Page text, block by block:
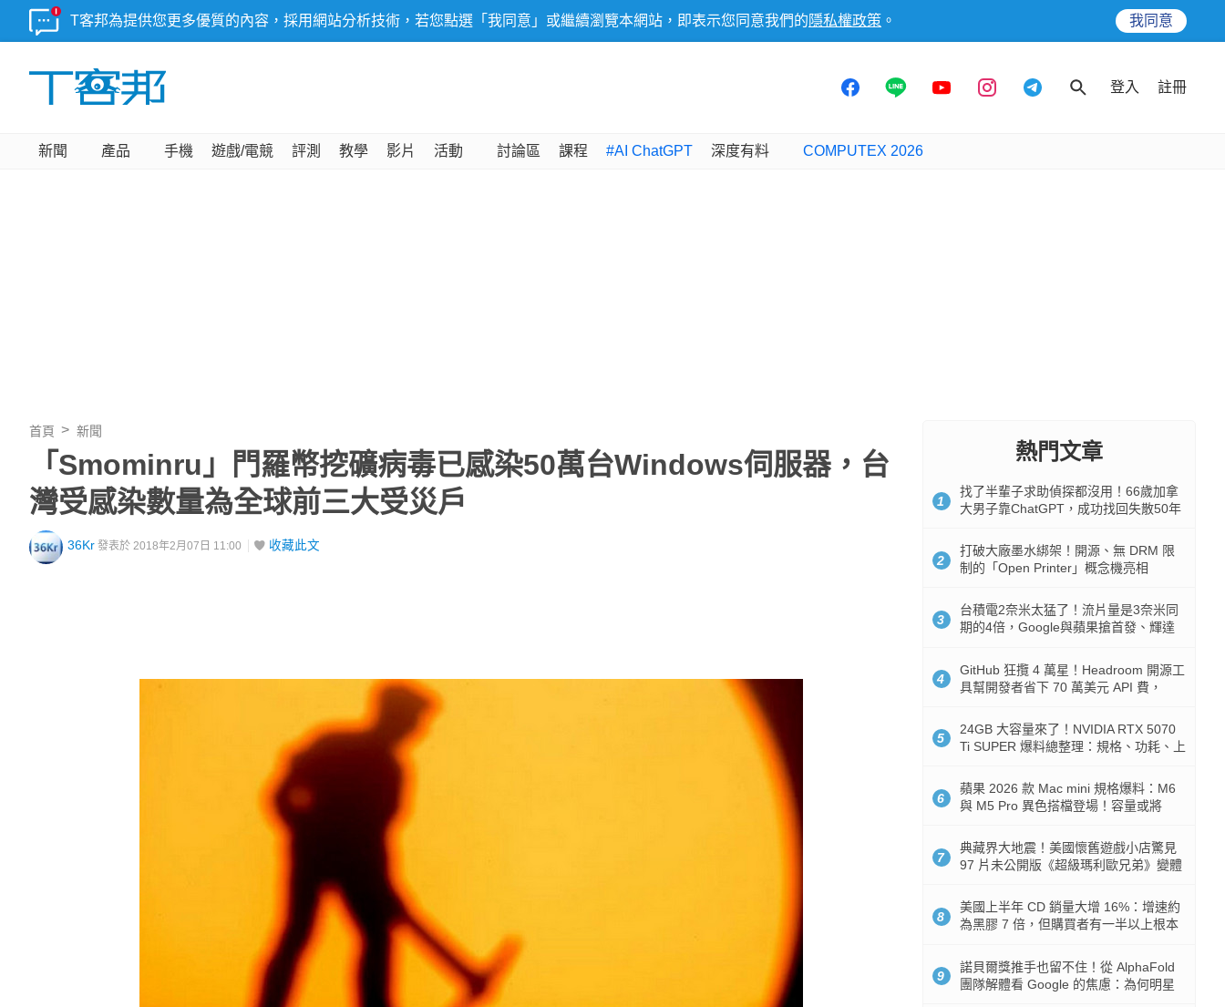
T客邦為提供您更多優質的內容，採用網站分析技術，若您點選「我同意」或繼續瀏覽本網站，即表示您同意我們的 隱私權政策 。 我同意
登入 註冊
新聞 產品 手機 遊戲/電競 評測 教學 影片 活動 討論區 課程 #AI ChatGPT 深度有料 COMPUTEX 2026
首頁 新聞
「Smominru」門羅幣挖礦病毒已感染50萬台Windows伺服器，台
灣受感染數量為全球前三大受災戶
36Kr 發表於 2018年2月07日 11:00 收藏此文
熱門文章
1
找了半輩子求助偵探都沒用！66歲加拿
大男子靠ChatGPT，成功找回失散50年
2
打破大廠墨水綁架！開源、無 DRM 限
制的「Open Printer」概念機亮相
3
台積電2奈米太猛了！流片量是3奈米同
期的4倍，Google與蘋果搶首發、輝達
4
GitHub 狂攬 4 萬星！Headroom 開源工
具幫開發者省下 70 萬美元 API 費，
5
24GB 大容量來了！NVIDIA RTX 5070
Ti SUPER 爆料總整理：規格、功耗、上
6
蘋果 2026 款 Mac mini 規格爆料：M6
與 M5 Pro 異色搭檔登場！容量或將
7
典藏界大地震！美國懷舊遊戲小店驚見
97 片未公開版《超級瑪利歐兄弟》變體
8
美國上半年 CD 銷量大增 16%：增速約
為黑膠 7 倍，但購買者有一半以上根本
9
諾貝爾獎推手也留不住！從 AlphaFold
團隊解體看 Google 的焦慮：為何明星